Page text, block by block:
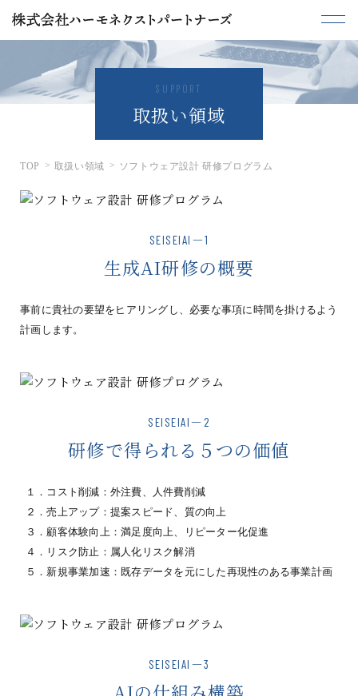
SUPPORT
取扱い領域
TOP 取扱い領域 ソフトウェア設計 研修プログラム
SEISEIAI－1
生成AI研修の概要
事前に貴社の要望をヒアリングし、必要な事項に時間を掛けるよう
計画します。
SEISEIAI－2
研修で得られる５つの価値
１．コスト削減：外注費、人件費削減
２．売上アップ：提案スピード、質の向上
３．顧客体験向上：満足度向上、リピーター化促進
４．リスク防止：属人化リスク解消
５．新規事業加速：既存データを元にした再現性のある事業計画
SEISEIAI－3